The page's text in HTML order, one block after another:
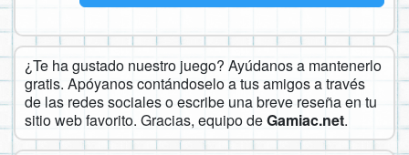
¿Te ha gustado nuestro juego? Ayúdanos a mantenerlo
gratis. Apóyanos contándoselo a tus amigos a través
de las redes sociales o escribe una breve reseña en tu
sitio web favorito. Gracias, equipo deGamiac.net.